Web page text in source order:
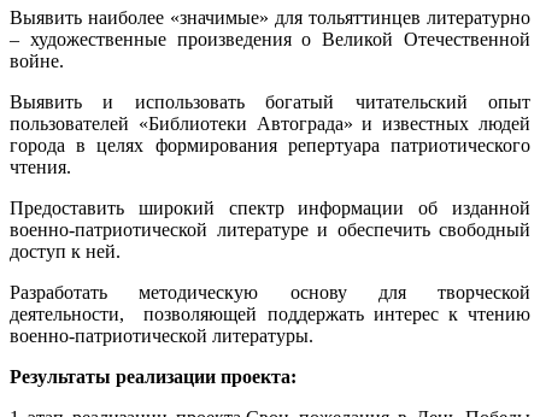
Выявить наиболее «значимые» для тольяттинцев литературно
– художественные произведения о Великой Отечественной
войне.
Выявить и использовать богатый читательский опыт
пользователей «Библиотеки Автограда» и известных людей
города в целях формирования репертуара патриотического
чтения.
Предоставить широкий спектр информации об изданной
военно-патриотической литературе и обеспечить свободный
доступ к ней.
Разработать методическую основу для творческой
деятельности, позволяющей поддержать интерес к чтению
военно-патриотической литературы.
Результаты реализации проекта: